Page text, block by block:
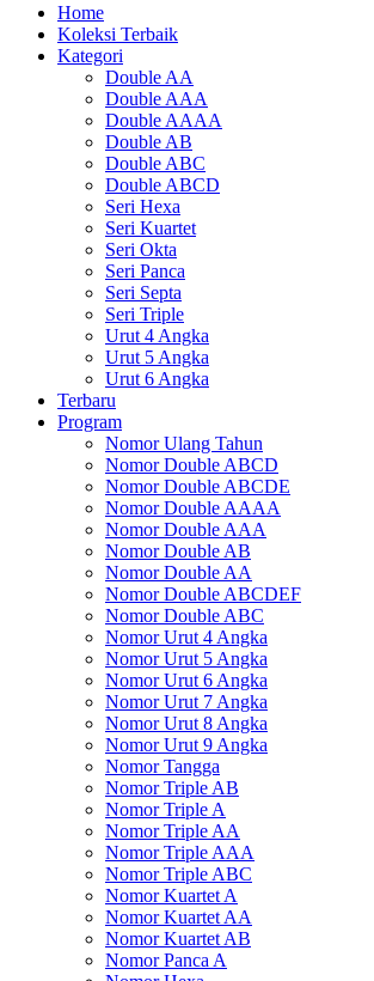
Home
Koleksi Terbaik
Kategori
Double AA
Double AAA
Double AAAA
Double AB
Double ABC
Double ABCD
Seri Hexa
Seri Kuartet
Seri Okta
Seri Panca
Seri Septa
Seri Triple
Urut 4 Angka
Urut 5 Angka
Urut 6 Angka
Terbaru
Program
Nomor Ulang Tahun
Nomor Double ABCD
Nomor Double ABCDE
Nomor Double AAAA
Nomor Double AAA
Nomor Double AB
Nomor Double AA
Nomor Double ABCDEF
Nomor Double ABC
Nomor Urut 4 Angka
Nomor Urut 5 Angka
Nomor Urut 6 Angka
Nomor Urut 7 Angka
Nomor Urut 8 Angka
Nomor Urut 9 Angka
Nomor Tangga
Nomor Triple AB
Nomor Triple A
Nomor Triple AA
Nomor Triple AAA
Nomor Triple ABC
Nomor Kuartet A
Nomor Kuartet AA
Nomor Kuartet AB
Nomor Panca A